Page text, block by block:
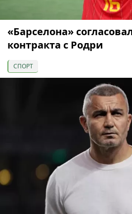
«Барселона»
контракта с Родри
СПОРТ